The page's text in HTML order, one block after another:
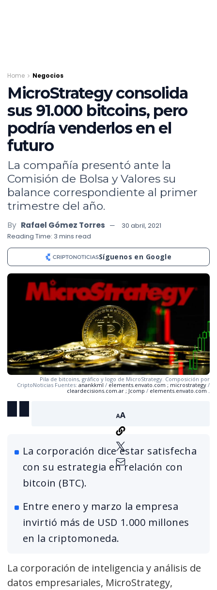
Home Negocios
MicroStrategy consolida
sus 91.000 bitcoins, pero
podría venderlos en el
futuro
La compañía presentó ante la
Comisión de Bolsa y Valores su
balance correspondiente al primer
trimestre del año.
By Rafael Gómez Torres
30 abril, 2021
Reading Time: 3 mins read
Síguenos en Google
Pila de bitcoins, gráfico y logo de MicroStrategy. Composición por
CriptoNoticias Fuentes: anankkml / elements.envato.com ; microstrategy /
cleardecisions.com.ar ; Jcomp / elements.envato.com
La corporación dice estar satisfecha
con su estrategia en relación con
bitcoin (BTC).
Entre enero y marzo la empresa
invirtió más de USD 1.000 millones
en la criptomoneda.
La corporación de inteligencia y análisis de
datos empresariales, MicroStrategy,